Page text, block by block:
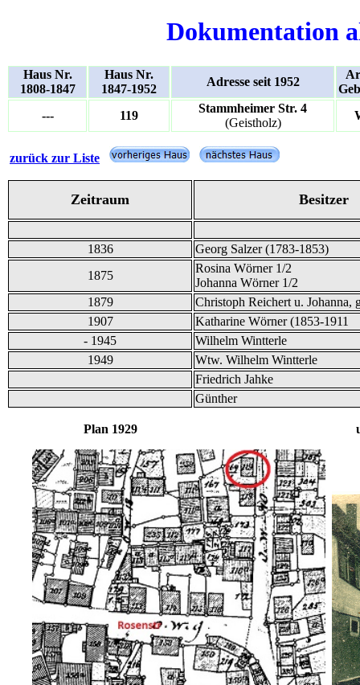
Dokumentation
Haus Nr.
1808-1847
Haus Nr.
1847-1952
Adresse seit 1952
---
119
Stammheimer Str. 4
(Geistholz)
zurück zur Liste
Zeitraum Besitzer
1836
Georg Salzer (1783-1853)
1875
Rosina Wörner 1/2
Johanna Wörner 1/2
1879
Christoph Reichert u. Johanna,
1907
Katharine Wörner (1853-1911
- 1945
Wilhelm Wintterle
1949
Wtw. Wilhelm Wintterle
Friedrich Jahke
Günther
Plan 1929 und